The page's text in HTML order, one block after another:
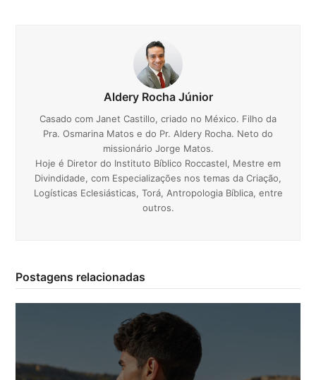
Aldery Rocha Júnior
Casado com Janet Castillo, criado no México. Filho da
Pra. Osmarina Matos e do Pr. Aldery Rocha. Neto do
missionário Jorge Matos.
Hoje é Diretor do Instituto Bíblico Roccastel, Mestre em
Divindidade, com Especializações nos temas da Criação,
Logísticas Eclesiásticas, Torá, Antropologia Bíblica, entre
outros.
Postagens relacionadas